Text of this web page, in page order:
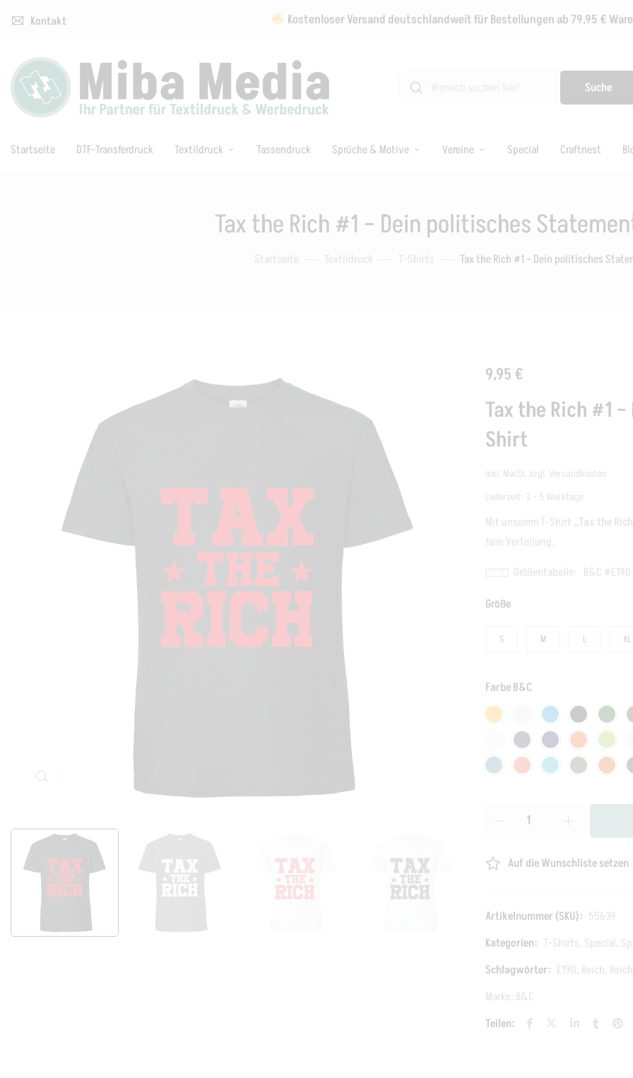
Kontakt Kostenloser Versand deutschlandweit für Bestellungen ab 79,95 €
Suche
Startseite DTF-Transferdruck Textildruck Tassendruck Sprüche & Motive Vereine Special Craftnest
Tax the Rich #1 – Dein politisches
Startseite Textildruck T-Shirts Tax the Rich #1 – Dein politisches
Klicken Sie zum Vergrößern
9,95€
Tax the Rich #1
Shirt
inkl. MwSt. zzgl. Versandkosten
Lieferzeit: 3 - 5 Werktage
Mit unserem T-Shirt „Tax the
faire Verteilung.
Größentabelle
B&C #E190
Größe
S M L XL
Farbe B&C
Auf die Wunschliste setzen
Artikelnummer (SKU): 55639
Kategorien: T-Shirts, Special ,
Schlagwörter: E190, Reich,
Marke: B&C
Teilen: